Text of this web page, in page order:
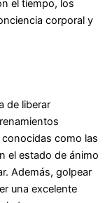
el tiempo, los
corporal y
de liberar
como las
el estado de ánimo
Además, golpear
una excelente